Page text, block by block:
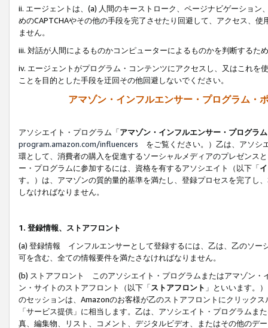
ii. エージェントは、(a) 人間のキーストローク、ページナビゲーショ
めのCAPTCHAやその他の手段を完了させたり回避して、アクセス、
ません。
iii. 対話が人間によるものかコンピューターによるものかを判断するた
iv. エージェントがプログラム・コンテンツにアクセスし、又はこれ
ことを目的とした手段を迂回その他回避しないでください。
アマゾン・インフルエンサー・プログラム・
アソシエイト・プログラム「アマゾン・インフルエンサー・プログラム
program.amazon.com/influencers をご覧ください。）乙は、アソシ
環として、消費者の購入を促進するソーシャルメディアのプレゼンス
ー・プログラムに参加するには、資格を有するアソシエイト（以下「
す。）は、アマゾンの質的量的基準を満たし、登録プロセスを完了し、
しなければなりません。
1. 登録情報、ストアフロント
(a) 登録情報 インフルエンサーとして登録するには、乙は、乙のソー
可を含む、全ての情報要件を満たさなければなりません。
(b) ストアフロント このアソシエイト・プログラムまたはアマゾン・
ン・サイトのストアフロント（以下「ストアフロント 」といいます。
のセッションは、Amazonのお客様が乙のストアフロントにクリック
「サービス提供」に相当します。乙は、アソシエイト・プログラム
真、編集物、リスト、コメント、デジタルビデオ、またはその他のデ